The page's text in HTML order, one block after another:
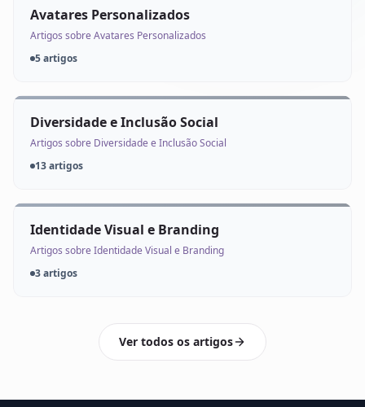
Avatares Personalizados
Artigos sobre Avatares Personalizados
5 artigos
Diversidade e Inclusão Social
Artigos sobre Diversidade e Inclusão Social
13 artigos
Identidade Visual e Branding
Artigos sobre Identidade Visual e Branding
3 artigos
Ver todos os artigos